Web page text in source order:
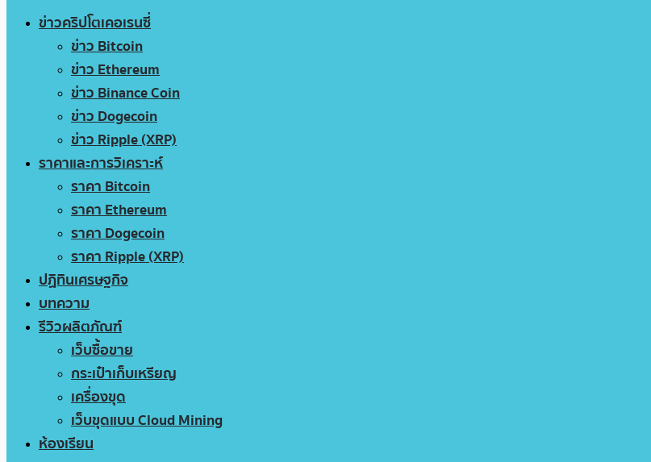
ข่าวคริปโตเคอเรนซี่
ข่าว Bitcoin
ข่าว Ethereum
ข่าว Binance Coin
ข่าว Dogecoin
ข่าว Ripple (XRP)
ราคาและการวิเคราะห์
ราคา Bitcoin
ราคา Ethereum
ราคา Dogecoin
ราคา Ripple (XRP)
ปฏิทินเศรษฐกิจ
บทความ
รีวิวผลิตภัณฑ์
เว็บซื้อขาย
กระเป๋าเก็บเหรียญ
เครื่องขุด
เว็บขุดแบบ Cloud Mining
ห้องเรียน